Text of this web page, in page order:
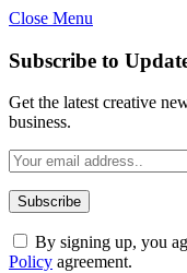
Close Menu
Subscribe to
Get the latest creative
business.
By signing up, you
Policy agreement.